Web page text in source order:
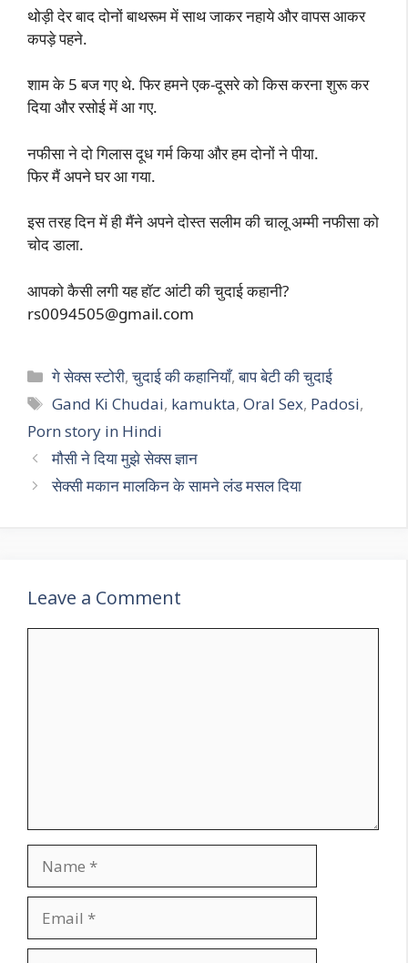
थोड़ी देर बाद दोनों बाथरूम में साथ जाकर नहाये और वापस आकर
कपड़े पहने.
शाम के 5 बज गए थे. फिर हमने एक-दूसरे को किस करना शुरू कर
दिया और रसोई में आ गए.
नफीसा ने दो गिलास दूध गर्म किया और हम दोनों ने पीया.
फिर मैं अपने घर आ गया.
इस तरह दिन में ही मैंने अपने दोस्त सलीम की चालू अम्मी नफीसा को
चोद डाला.
आपको कैसी लगी यह हॉट आंटी की चुदाई कहानी?
rs0094505@gmail.com
Categories
गे सेक्स स्टोरी,चुदाई की कहानियाँ,बाप बेटी की चुदाई
Tags
Gand Ki Chudai, kamukta,Oral Sex, Padosi,
Porn story in Hindi
मौसी ने दिया मुझे सेक्स ज्ञान
सेक्सी मकान मालकिन के सामने लंड मसल दिया
Leave a Comment